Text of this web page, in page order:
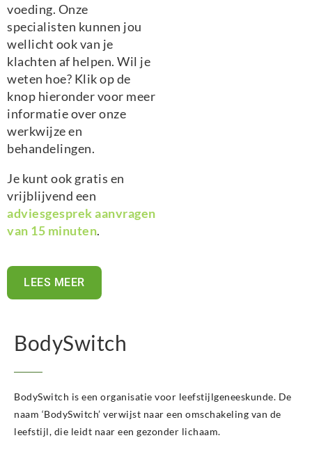
voeding. Onze
specialisten kunnen jou
wellicht ook van je
klachten af helpen. Wil je
weten hoe? Klik op de
knop hieronder voor meer
informatie over onze
werkwijze en
behandelingen.
Je kunt ook gratis en
vrijblijvend een
adviesgesprek aanvragen
van 15 minuten.
LEES MEER
BodySwitch
BodySwitch is een organisatie voor leefstijlgeneeskunde. De
naam ‘BodySwitch’ verwijst naar een omschakeling van de
leefstijl, die leidt naar een gezonder lichaam.